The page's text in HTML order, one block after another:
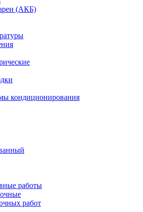
(АКБ)
кондиционирования
работы
работ